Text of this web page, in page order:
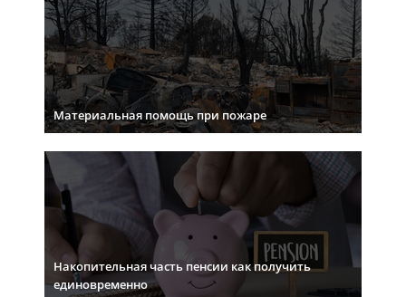
Материальная помощь при пожаре
Накопительная часть пенсии как получить
единовременно